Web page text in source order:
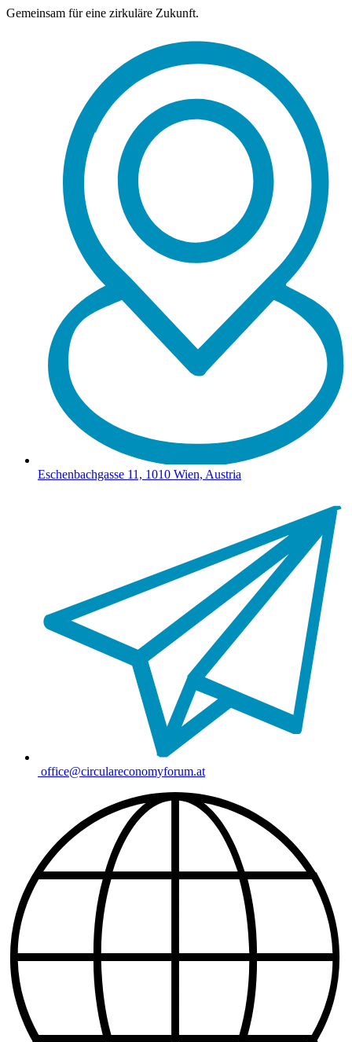
Gemeinsam für eine zirkuläre Zukunft.
Eschenbachgasse 11, 1010 Wien, Austria
office@circulareconomyforum.at